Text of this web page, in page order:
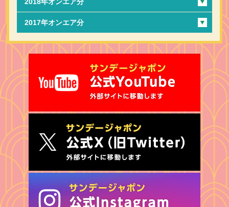
2018年オンエア分
2017年オンエア分